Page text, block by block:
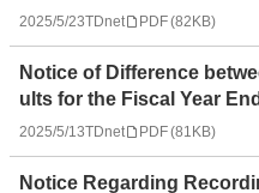
2025/5/23TDnet PDF(82KB)
Notice of Difference
ults for the Fiscal Year
2025/5/13TDnet PDF(81KB)
Notice Regarding